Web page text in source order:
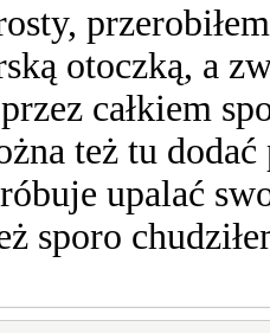
otoczką, a
całkiem
też tu dodać
upalać
sporo